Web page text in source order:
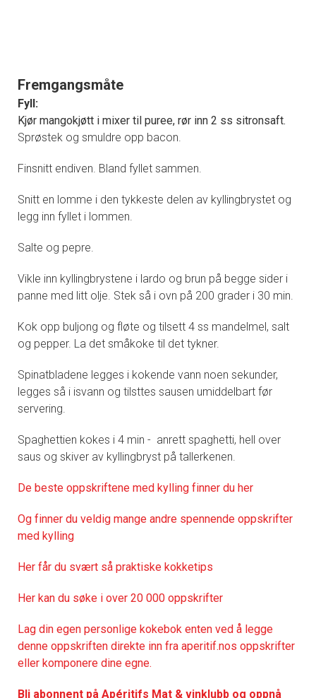
Fremgangsmåte
Fyll:
Kjør mangokjøtt i mixer til puree, rør inn 2 ss sitronsaft.
Sprøstek og smuldre opp bacon.
Finsnitt endiven. Bland fyllet sammen.
Snitt en lomme i den tykkeste delen av kyllingbrystet og
legg inn fyllet i lommen.
Salte og pepre.
Vikle inn kyllingbrystene i lardo og brun på begge sider i
panne med litt olje. Stek så i ovn på 200 grader i 30 min.
Kok opp buljong og fløte og tilsett 4 ss mandelmel, salt
og pepper. La det småkoke til det tykner.
Spinatbladene legges i kokende vann noen sekunder,
legges så i isvann og tilsttes sausen umiddelbart før
servering.
Spaghettien kokes i 4 min - anrett spaghetti, hell over
saus og skiver av kyllingbryst på tallerkenen.
De beste oppskriftene med kylling finner du her
Og finner du veldig mange andre spennende oppskrifter
med kylling
Her får du svært så praktiske kokketips
Her kan du søke i over 20 000 oppskrifter
Lag din egen personlige kokebok enten ved å legge
denne oppskriften direkte inn fra aperitif.nos oppskrifter
eller komponere dine egne.
Bli abonnent på Apéritifs Mat & vinklubb og oppnå